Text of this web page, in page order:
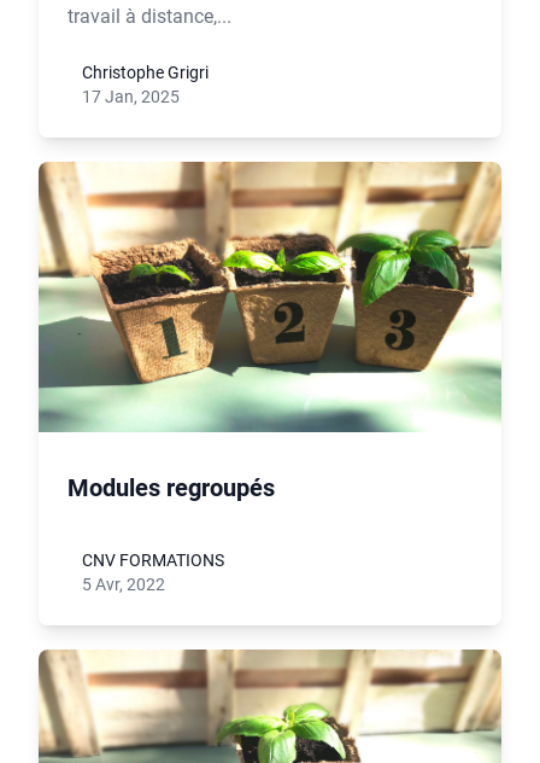
travail à distance,...
Christophe Grigri
17 Jan, 2025
Modules regroupés
CNV FORMATIONS
5 Avr, 2022